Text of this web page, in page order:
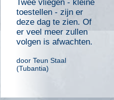
Twee vliegen - kleine
toestellen - zijn er
deze dag te zien. Of
er veel meer zullen
volgen is afwachten.
door Teun Staal
(Tubantia)